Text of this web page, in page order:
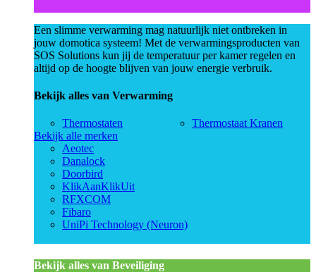
Een slimme verwarming mag natuurlijk niet ontbreken in
jouw domotica systeem! Met de verwarmingsproducten van
SOS Solutions kun jij de temperatuur per kamer regelen en
altijd op de hoogte blijven van jouw energie verbruik.
Bekijk alles van Verwarming
Thermostaten
Thermostaat Kranen
Bekijk alle merken
Aeotec
Danalock
Doorbird
KlikAanKlikUit
RFXCOM
Fibaro
UniPi Technology (Neuron)
Bekijk alles van Beveiliging